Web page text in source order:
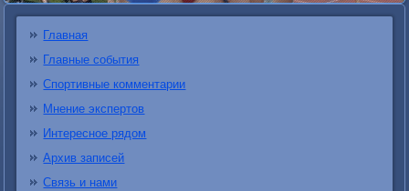
Главная
Главные события
Спортивные комментарии
Мнение экспертов
Интересное рядом
Архив записей
Связь и нами